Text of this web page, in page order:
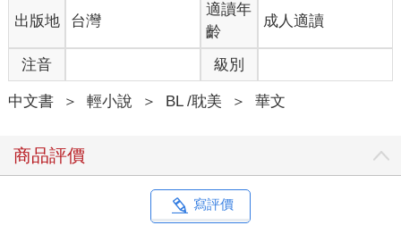
出版地 台灣
適讀年
齡
成人適讀
注音 級別
中文書 ＞ 輕小說 ＞ BL /耽美 ＞ 華文
商品評價
寫評價